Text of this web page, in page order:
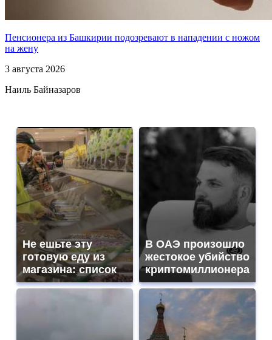
Пенсионера из Башкирии подозревают в нападении с ножом
на жену
3 августа 2026
Наиль Байназаров
Не ешьте эту
готовую еду из
магазина: список
В ОАЭ произошло
жестокое убийство
криптомиллионера